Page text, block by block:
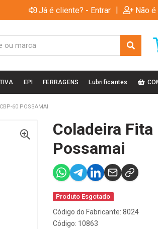
Já é cliente? - Entrar | Não
EPI FERRAGENS Lubrificantes
60 POSSAMAI
Coladeira
Possamai
Produto Esgotado
Código do Fabricante: 8024
Código: 10863